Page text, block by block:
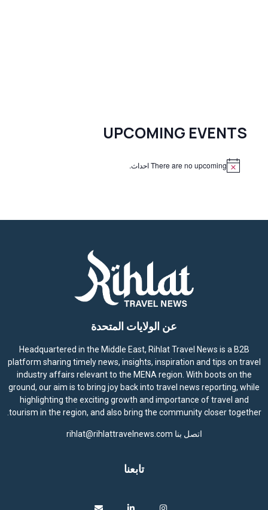
UPCOMING EVENTS
There are no upcoming احداث.
عن الولايات المتحدة
Headquartered in the Middle East, Rihlat Travel News is a B2B
platform sharing timely news, insights, inspiration and tips on travel
industry affairs relevant to the MENA region. With boots on the
ground, our aim is to bring joy back into travel news reporting, while
highlighting the exciting growth and importance of travel and
tourism in the region, and also bring the community closer together.
اتصل بنا rihlat@rihlattravelnews.com
تابعنا